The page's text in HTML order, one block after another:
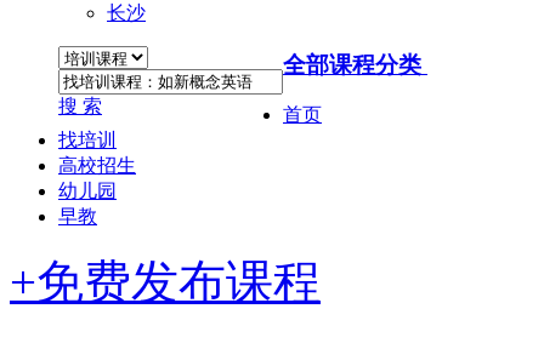
长沙
搜 索
全部课程分类
首页
找培训
高校招生
幼儿园
早教
+免费发布课程